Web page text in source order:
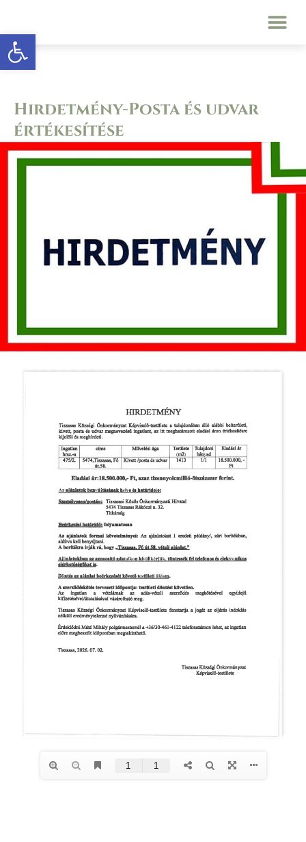
Eszköztár megnyitása
Hirdetmény-Posta és udvar
értékesítése